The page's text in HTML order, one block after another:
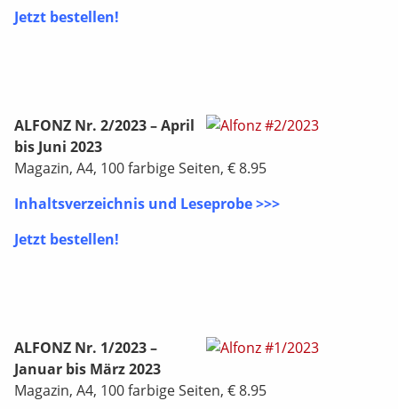
Jetzt bestellen!
ALFONZ Nr. 2/2023 – April
bis Juni 2023
Magazin, A4, 100 farbige Seiten, € 8.95
Inhaltsverzeichnis und Leseprobe >>>
Jetzt bestellen!
ALFONZ Nr. 1/2023 –
Januar bis März 2023
Magazin, A4, 100 farbige Seiten, € 8.95